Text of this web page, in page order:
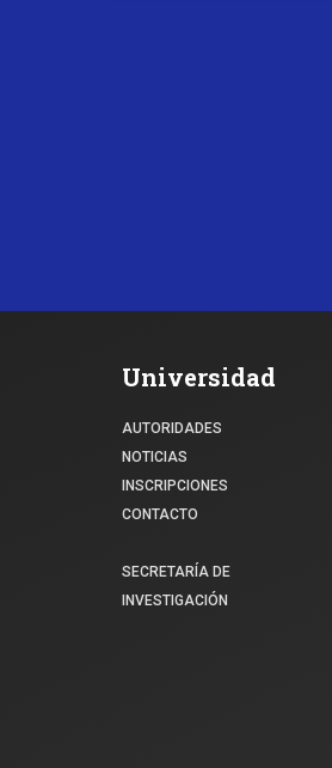
Universidad
AUTORIDADES
NOTICIAS
INSCRIPCIONES
CONTACTO
SECRETARÍA DE
INVESTIGACIÓN